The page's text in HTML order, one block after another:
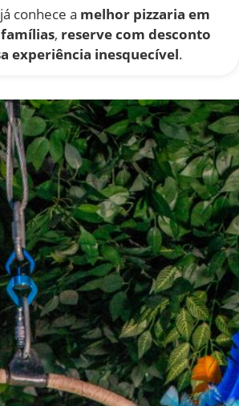
conhece a melhor pizzaria em
, reserve com desconto
experiência inesquecível.